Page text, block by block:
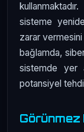
sisteme
zarar vermesini
bağlamda,
sistemde yer
potansiyel